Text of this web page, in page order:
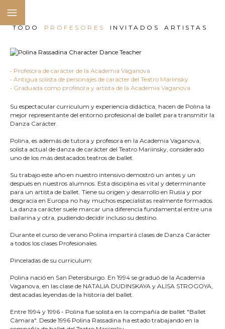
TODO PROFESORES INVITADOS ARTISTAS
• Profesora de carácter de la Academia Vaganova
• Antigua solista de personajes de carácter del Teatro Mariinsky
• Graduada como profesora y artista de la Academia Vaganova
Su espectacular curriculum y experiencia didáctica, hacen de Polina la
mejor representante del entorno profesional de ballet para transmitir la
Danza Carácter.
Polina, es además de tutora y profesora en la Academia Vaganova,
solista actual de danza de carácter del Teatro Mariinsky, considerado
uno de los más destacados teatros de ballet.
Su trabajo este año en nuestro intensivo demostró un antes y un
después en nuestros alumnos. Esta disciplina es vital y determinante
para un artista de ballet. Tiene su origen y desarrollo en Rusia y por
desgracia en Europa no hay muchos especialistas realmente formados.
La danza carácter suele marcar una diferencia fundamental entre una
bailarina y otra, pudiendo decidir incluso su destino.
Durante el curso de verano Polina impartirá clases de Danza Carácter
a todos los clases Profesionales.
Pinceladas de su curriculum:
Polina nació en San Petersburgo. En 1994 se graduó de la Academia
Vaganova, en las clase de NATALIA DUDINSKAYA y ALISA STROGOYA,
destacadas leyendas de la historia del ballet.
Entre 1994 y 1996 - Polina fue solista en la compañía de ballet "Ballet
Cámara". Desde 1996 Polina Rassadina ha estado trabajando en la